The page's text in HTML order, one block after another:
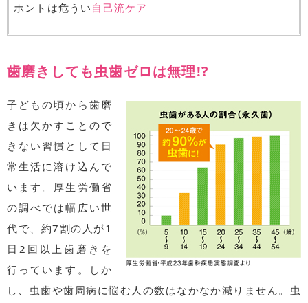
ホントは危うい 自己流ケア
歯磨きしても虫歯ゼロは無理!?
子どもの頃から歯磨
きは欠かすことので
きない習慣として日
常生活に溶け込んで
います。厚生労働省
の調べでは幅広い世
代で、約7割の人が1
日2回以上歯磨きを
行っています。しか
し、虫歯や歯周病に悩む人の数はなかなか減りません。虫